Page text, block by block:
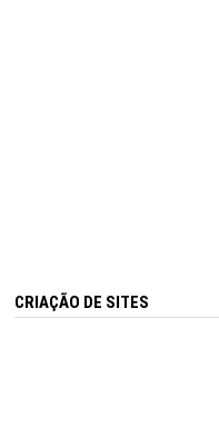
CRIAÇÃO DE SITES